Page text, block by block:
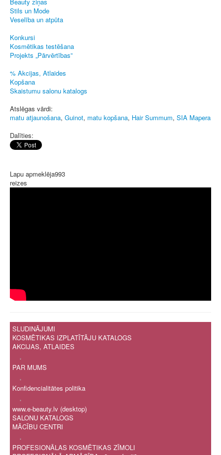
Beauty ziņas
Stils un Mode
Veselība un atpūta
Konkursi
Kosmētikas testēšana
Projekts „Pārvērtības”
% Akcijas, Atlaides
Kopšana
Skaistumu salonu katalogs
Atslēgas vārdi:
matu atjaunošana, Guinot, matu kopšana, Hair Summum, SIA Mapera
Dalīties:
Lapu apmeklēja993
reizes
SLUDINĀJUMI
KOSMĒTIKAS IZPLATĪTĀJU KATALOGS
AKCIJAS, ATLAIDES
.
PAR MUMS
.
Konfidencialitātes politika
.
www.e-beauty.lv (desktop)
SALONU KATALOGS
MĀCĪBU CENTRI
.
PROFESIONĀLAS KOSMĒTIKAS ZĪMOLI